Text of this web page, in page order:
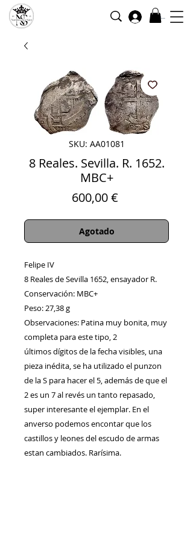
Iniciar sesión
SKU: AA01081
8 Reales. Sevilla. R. 1652.
MBC+
600,00 €
Agotado
Felipe IV
8 Reales de Sevilla 1652, ensayador R.
Conservación: MBC+
Peso: 27,38 g
Observaciones: Patina muy bonita, muy
completa para este tipo, 2
últimos dígitos de la fecha visibles, una
pieza inédita, se ha utilizado el punzon
de la S para hacer el 5, además de que el
2 es un 7 al revés un tanto repasado,
super interesante el ejemplar. En el
anverso podemos encontar que los
castillos y leones del escudo de armas
estan cambiados. Rarísima.